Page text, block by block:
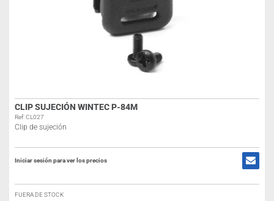
CLIP SUJECIÓN WINTEC P-84M
Ref: CL027
Clip de sujeción
Iniciar sesión para ver los precios
FUERA DE STOCK